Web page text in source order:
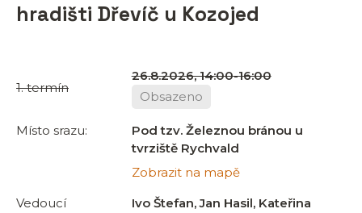
hradišti Dřevíč u Kozojed
1. termín
26.8.2026, 14:00-16:00
Obsazeno
Místo srazu:
Pod tzv. Železnou bránou u
tvrziště Rychvald
Zobrazit na mapě
Vedoucí
Ivo Štefan, Jan Hasil, Kateřina